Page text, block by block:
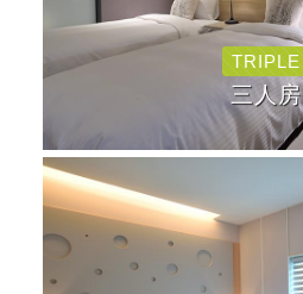
TRIPLE
三人房